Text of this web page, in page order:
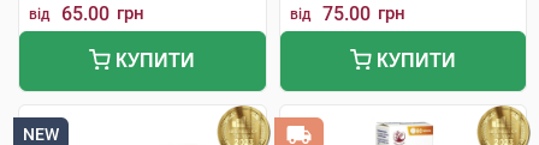
від 65.00 грн
КУПИТИ
від 75.00 грн
КУПИТИ
NEW